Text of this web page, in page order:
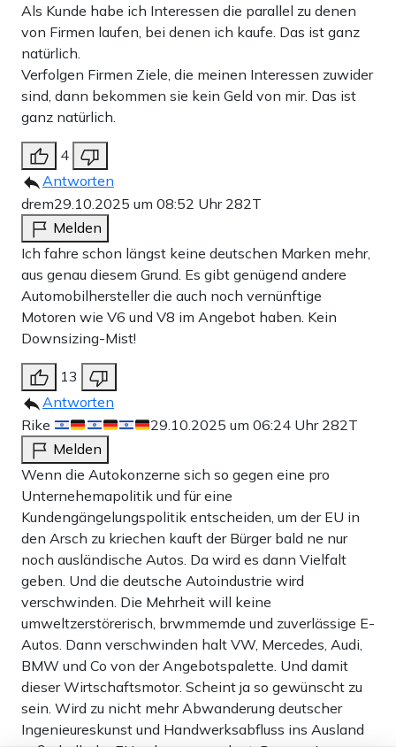
Als Kunde habe ich Interessen die parallel zu denen
von Firmen laufen, bei denen ich kaufe. Das ist ganz
natürlich.
Verfolgen Firmen Ziele, die meinen Interessen zuwider
sind, dann bekommen sie kein Geld von mir. Das ist
ganz natürlich.
4
Antworten
drem29.10.2025 um 08:52 Uhr 282T
Melden
Ich fahre schon längst keine deutschen Marken mehr,
aus genau diesem Grund. Es gibt genügend andere
Automobilhersteller die auch noch vernünftige
Motoren wie V6 und V8 im Angebot haben. Kein
Downsizing-Mist!
13
Antworten
Rike
29.10.2025 um 06:24 Uhr 282T
Melden
Wenn die Autokonzerne sich so gegen eine pro
Unternehemapolitik und für eine
Kundengängelungspolitik entscheiden, um der EU in
den Arsch zu kriechen kauft der Bürger bald ne nur
noch ausländische Autos. Da wird es dann Vielfalt
geben. Und die deutsche Autoindustrie wird
verschwinden. Die Mehrheit will keine
umweltzerstörerisch, brwmmemde und zuverlässige E-
Autos. Dann verschwinden halt VW, Mercedes, Audi,
BMW und Co von der Angebotspalette. Und damit
dieser Wirtschaftsmotor. Scheint ja so gewünscht zu
sein. Wird zu nicht mehr Abwanderung deutscher
Ingenieureskunst und Handwerksabfluss ins Ausland